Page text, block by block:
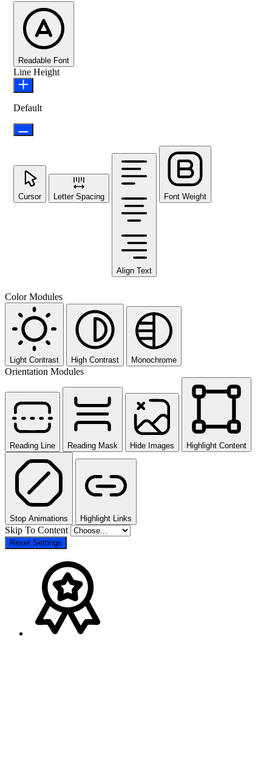
Readable Font
Line Height
Default
Cursor Letter Spacing
Align Text
Font Weight
Color Modules
Light Contrast High Contrast Monochrome
Orientation Modules
Reading Line Reading Mask Hide Images Highlight Content
Stop Animations Highlight Links
Skip To Content
Reset Settings